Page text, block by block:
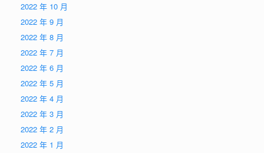
2022 年 10 月
2022 年 9 月
2022 年 8 月
2022 年 7 月
2022 年 6 月
2022 年 5 月
2022 年 4 月
2022 年 3 月
2022 年 2 月
2022 年 1 月